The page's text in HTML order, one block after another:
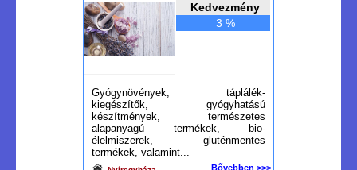
Kedvezmény
3 %
Gyógynövények, táplálék-
kiegészítők, gyógyhatású
készítmények, természetes
alapanyagú termékek, bio-
élelmiszerek, gluténmentes
termékek, valamint...
Bővebben >>>